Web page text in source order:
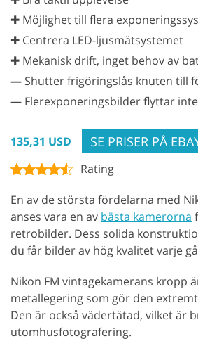
✚ Möjlighet till flera
✚ Centrera LED-ljusmätsystemet
✚ Mekanisk drift, inget behov av
— Shutter frigöringslås knuten till
— Flerexponeringsbilder flyttar
135,31 USD SE PRISER PÅ
Rating
En av de största fördelarna med
anses vara en av bästa kamerorna
retrobilder. Dess solida
du får bilder av hög kvalitet varje
Nikon FM vintagekamerans kropp
metallegering som gör den
Den är också vädertätad, vilket är
utomhusfotografering.